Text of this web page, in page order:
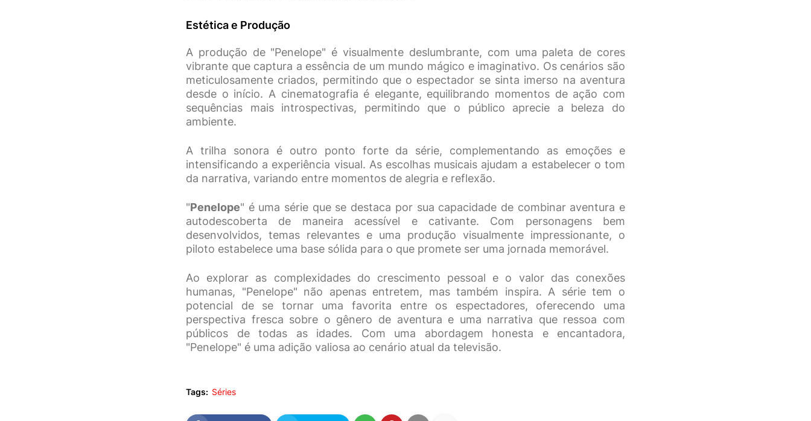
Estética e Produção
A produção de "Penelope" é visualmente deslumbrante, com uma paleta de cores
vibrante que captura a essência de um mundo mágico e imaginativo. Os cenários são
meticulosamente criados, permitindo que o espectador se sinta imerso na aventura
desde o início. A cinematografia é elegante, equilibrando momentos de ação com
sequências mais introspectivas, permitindo que o público aprecie a beleza do
ambiente.
A trilha sonora é outro ponto forte da série, complementando as emoções e
intensificando a experiência visual. As escolhas musicais ajudam a estabelecer o tom
da narrativa, variando entre momentos de alegria e reflexão.
"Penelope" é uma série que se destaca por sua capacidade de combinar aventura e
autodescoberta de maneira acessível e cativante. Com personagens bem
desenvolvidos, temas relevantes e uma produção visualmente impressionante, o
piloto estabelece uma base sólida para o que promete ser uma jornada memorável.
Ao explorar as complexidades do crescimento pessoal e o valor das conexões
humanas, "Penelope" não apenas entretem, mas também inspira. A série tem o
potencial de se tornar uma favorita entre os espectadores, oferecendo uma
perspectiva fresca sobre o gênero de aventura e uma narrativa que ressoa com
públicos de todas as idades. Com uma abordagem honesta e encantadora,
"Penelope" é uma adição valiosa ao cenário atual da televisão.
Tags: Séries